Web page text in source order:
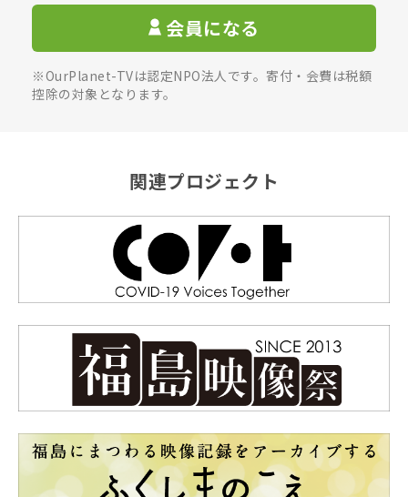
会員になる
※OurPlanet-TVは認定NPO法人です。寄付・会費は税額
控除の対象となります。
関連プロジェクト